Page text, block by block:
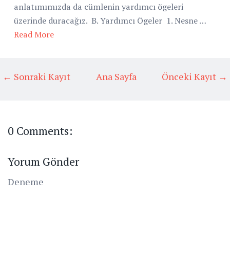
anlatımımızda da cümlenin yardımcı ögeleri
üzerinde duracağız. B. Yardımcı Ögeler 1. Nesne …
Read More
← Sonraki Kayıt Önceki Kayıt →
Ana Sayfa
0 Comments:
Yorum Gönder
Deneme